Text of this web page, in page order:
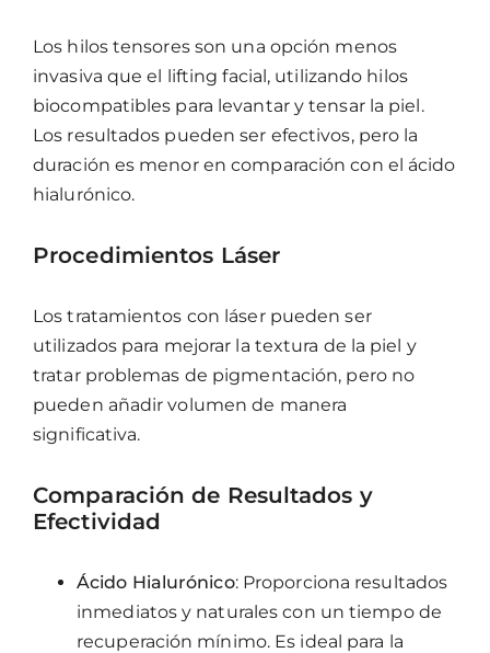
Los hilos tensores son una opción menos
invasiva que el lifting facial, utilizando hilos
biocompatibles para levantar y tensar la piel.
Los resultados pueden ser efectivos, pero la
duración es menor en comparación con el ácido
hialurónico.
Procedimientos Láser
Los tratamientos con láser pueden ser
utilizados para mejorar la textura de la piel y
tratar problemas de pigmentación, pero no
pueden añadir volumen de manera
significativa.
Comparación de Resultados y
Efectividad
Ácido Hialurónico: Proporciona resultados
inmediatos y naturales con un tiempo de
recuperación mínimo. Es ideal para la